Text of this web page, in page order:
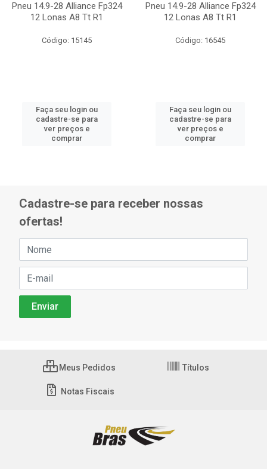
Pneu 14.9-28 Alliance Fp324
12 Lonas A8 Tt R1
Código: 15145
Faça seu login ou
cadastre-se para
ver preços e
comprar
Pneu 14.9-28 Alliance Fp324
12 Lonas A8 Tt R1
Código: 16545
Faça seu login ou
cadastre-se para
ver preços e
comprar
Cadastre-se para receber nossas
ofertas!
Meus Pedidos Títulos
Notas Fiscais